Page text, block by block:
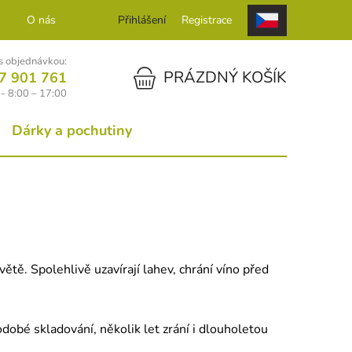
O nás KontaktPřihlášení Registrace
objednávkou:
901 761
8:00 – 17:00
NÁKUPNÍ KOŠÍKPRÁZDNÝ KOŠÍK
Dárky a pochutiny
Spolehlivě uzavírají lahev, chrání víno před
skladování, několik let zrání i dlouholetou